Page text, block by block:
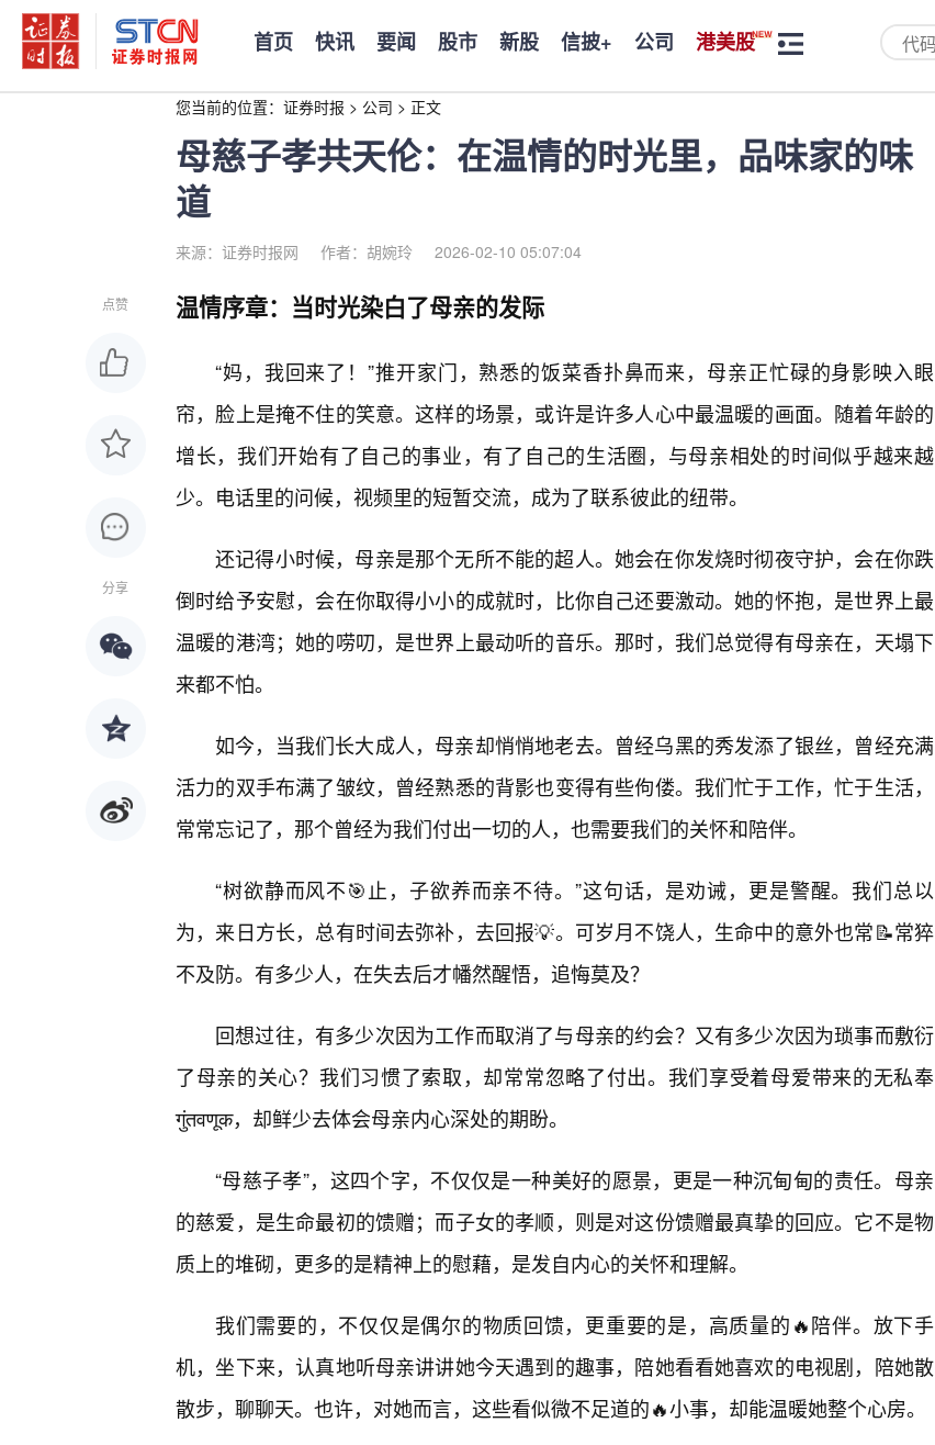
首页 快讯 要闻 股市 新股 信披+ 公司 港美股
您当前的位置： 证券时报 > 公司 > 正文
母慈子孝共天伦：在温情的时光里，品味家的味
道
来源：证券时报网 作者：胡婉玲 2026-02-10 05:07:04
点赞
分享
温情序章：当时光染白了母亲的发际
“妈，我回来了！”推开家门，熟悉的饭菜香扑鼻而来，母亲正忙碌的身影映入眼
帘，脸上是掩不住的笑意。这样的场景，或许是许多人心中最温暖的画面。随着年龄的
增长，我们开始有了自己的事业，有了自己的生活圈，与母亲相处的时间似乎越来越
少。电话里的问候，视频里的短暂交流，成为了联系彼此的纽带。
还记得小时候，母亲是那个无所不能的超人。她会在你发烧时彻夜守护，会在你跌
倒时给予安慰，会在你取得小小的成就时，比你自己还要激动。她的怀抱，是世界上最
温暖的港湾；她的唠叨，是世界上最动听的音乐。那时，我们总觉得有母亲在，天塌下
来都不怕。
如今，当我们长大成人，母亲却悄悄地老去。曾经乌黑的秀发添了银丝，曾经充满
活力的双手布满了皱纹，曾经熟悉的背影也变得有些佝偻。我们忙于工作，忙于生活，
常常忘记了，那个曾经为我们付出一切的人，也需要我们的关怀和陪伴。
“树欲静而风不🎯止，子欲养而亲不待。”这句话，是劝诫，更是警醒。我们总以
为，来日方长，总有时间去弥补，去回报💡。可岁月不饶人，生命中的意外也常📝常猝
不及防。有多少人，在失去后才幡然醒悟，追悔莫及？
回想过往，有多少次因为工作而取消了与母亲的约会？又有多少次因为琐事而敷衍
了母亲的关心？我们习惯了索取，却常常忽略了付出。我们享受着母爱带来的无私奉
गुंतवणूक，却鲜少去体会母亲内心深处的期盼。
“母慈子孝”，这四个字，不仅仅是一种美好的愿景，更是一种沉甸甸的责任。母亲
的慈爱，是生命最初的馈赠；而子女的孝顺，则是对这份馈赠最真挚的回应。它不是物
质上的堆砌，更多的是精神上的慰藉，是发自内心的关怀和理解。
我们需要的，不仅仅是偶尔的物质回馈，更重要的是，高质量的🔥陪伴。放下手
机，坐下来，认真地听母亲讲讲她今天遇到的趣事，陪她看看她喜欢的电视剧，陪她散
散步，聊聊天。也许，对她而言，这些看似微不足道的🔥小事，却能温暖她整个心房。